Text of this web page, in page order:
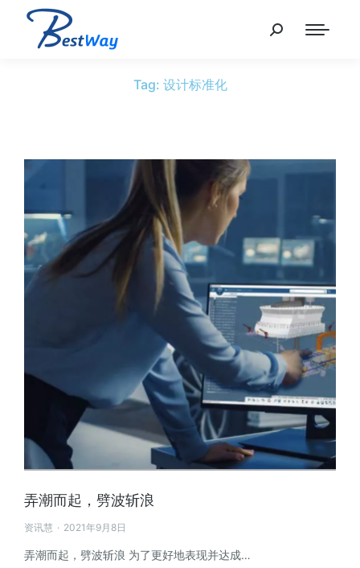
Tag: 设计标准化
弄潮而起，劈波斩浪
资讯慧 2021年9月8日
弄潮而起，劈波斩浪 为了更好地表现并达成…